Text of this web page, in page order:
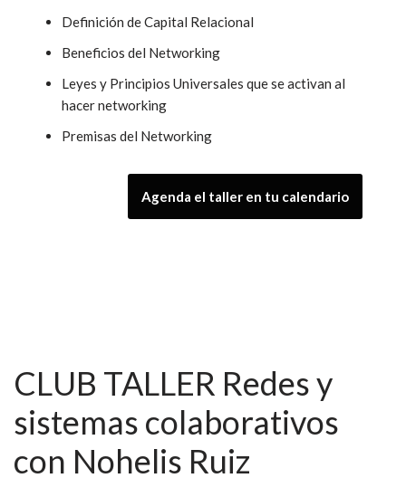
Definición de Capital Relacional
Beneficios del Networking
Leyes y Principios Universales que se activan al
hacer networking
Premisas del Networking
Agenda el taller en tu calendario
CLUB TALLER Redes y
sistemas colaborativos
con Nohelis Ruiz